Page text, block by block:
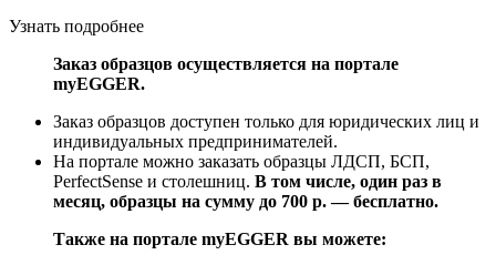
Узнать подробнее
Заказ образцов осуществляется на портале
myEGGER.
Заказ образцов доступен только для юридических лиц и
индивидуальных предпринимателей.
На портале можно заказать образцы ЛДСП, БСП,
PerfectSense и столешниц. В том числе, один раз в
месяц, образцы на сумму до 700 р. — бесплатно.
Также на портале myEGGER вы можете: